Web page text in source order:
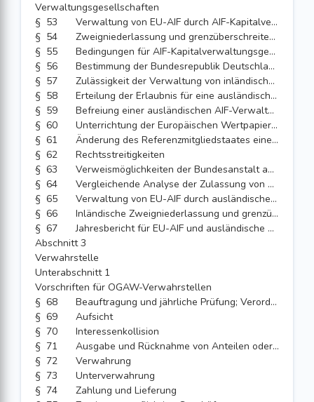
Verwaltungsgesellschaften
§ 53
Verwaltung von EU-AIF durch AIF-Kapitalverwaltungsgesellschaften
§ 54
Zweigniederlassung und grenzüberschreitender Dienstleistungsverkehr von EU-AIF-Verwaltungsgesellschaften im Inland
§ 55
Bedingungen für AIF-Kapitalverwaltungsgesellschaften, welche ausländische AIF verwalten, die weder in den Mitgliedstaaten der Europäischen Union noch in den Vertragsstaaten des Abkommens über den Europäischen Wirtschaftsraum vertrieben werden
§ 56
Bestimmung der Bundesrepublik Deutschland als Referenzmitgliedstaat einer ausländischen AIF-Verwaltungsgesellschaft
§ 57
Zulässigkeit der Verwaltung von inländischen Spezial-AIF und EU-AIF sowie des Vertriebs von AIF gemäß den §§ 325, 326, 333 oder 334 durch ausländische AIF-Verwaltungsgesellschaften
§ 58
Erteilung der Erlaubnis für eine ausländische AIF-Verwaltungsgesellschaft
§ 59
Befreiung einer ausländischen AIF-Verwaltungsgesellschaft von Bestimmungen der Richtlinie 2011/61/EU
§ 60
Unterrichtung der Europäischen Wertpapier- und Marktaufsichtsbehörde im Hinblick auf die Erlaubnis einer ausländischen AIF-Verwaltungsgesellschaft durch die Bundesanstalt
§ 61
Änderung des Referenzmitgliedstaates einer ausländischen AIF-Verwaltungsgesellschaft
§ 62
Rechtsstreitigkeiten
§ 63
Verweismöglichkeiten der Bundesanstalt an die Europäische Wertpapier- und Marktaufsichtsbehörde
§ 64
Vergleichende Analyse der Zulassung von und der Aufsicht über ausländische AIF-Verwaltungsgesellschaften
§ 65
Verwaltung von EU-AIF durch ausländische AIF-Verwaltungsgesellschaften, für die die Bundesrepublik Deutschland Referenzmitgliedstaat ist
§ 66
Inländische Zweigniederlassung und grenzüberschreitender Dienstleistungsverkehr von ausländischen AIF-Verwaltungsgesellschaften, deren Referenzmitgliedstaat nicht die Bundesrepublik Deutschland ist
§ 67
Jahresbericht für EU-AIF und ausländische AIF
Abschnitt 3
Verwahrstelle
Unterabschnitt 1
Vorschriften für OGAW-Verwahrstellen
§ 68
Beauftragung und jährliche Prüfung; Verordnungsermächtigung
§ 69
Aufsicht
§ 70
Interessenkollision
§ 71
Ausgabe und Rücknahme von Anteilen oder Aktien eines inländischen OGAW
§ 72
Verwahrung
§ 73
Unterverwahrung
§ 74
Zahlung und Lieferung